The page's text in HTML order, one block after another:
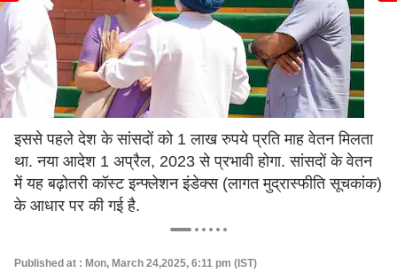
इससे पहले देश के सांसदों को 1 लाख रुपये प्रति माह वेतन मिलता
था. नया आदेश 1 अप्रैल, 2023 से प्रभावी होगा. सांसदों के वेतन
में यह बढ़ोतरी कॉस्ट इन्फ्लेशन इंडेक्स (लागत मुद्रास्फीति सूचकांक)
के आधार पर की गई है.
Published at : Mon, March 24,2025, 6:11 pm (IST)